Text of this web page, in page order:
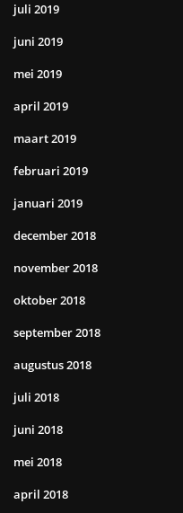
juli 2019
juni 2019
mei 2019
april 2019
maart 2019
februari 2019
januari 2019
december 2018
november 2018
oktober 2018
september 2018
augustus 2018
juli 2018
juni 2018
mei 2018
april 2018